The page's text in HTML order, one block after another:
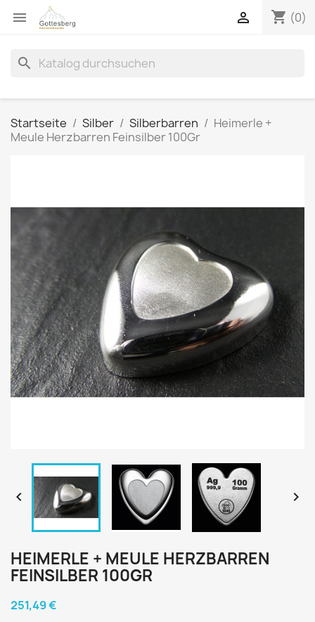
 shopping_cart (0)

search
Startseite Silber Silberbarren
Heimerle +
Meule Herzbarren Feinsilber 100Gr
 
HEIMERLE + MEULE HERZBARREN
FEINSILBER 100GR
251,49 €